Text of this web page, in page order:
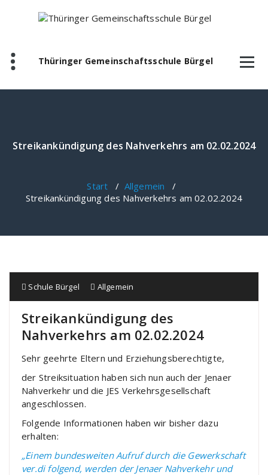
Thüringer Gemeinschaftsschule Bürgel
Streikankündigung des Nahverkehrs am 02.02.2024
Start / Allgemein /
Streikankündigung des Nahverkehrs am 02.02.2024
Schule Bürgel Allgemein
Streikankündigung des
Nahverkehrs am 02.02.2024
Sehr geehrte Eltern und Erziehungsberechtigte,
der Streiksituation haben sich nun auch der Jenaer
Nahverkehr und die JES Verkehrsgesellschaft
angeschlossen.
Folgende Informationen haben wir bisher dazu
erhalten:
„Einem bundesweiten Aufruf durch die Gewerkschaft
ver.di folgend, werden der Jenaer Nahverkehr und